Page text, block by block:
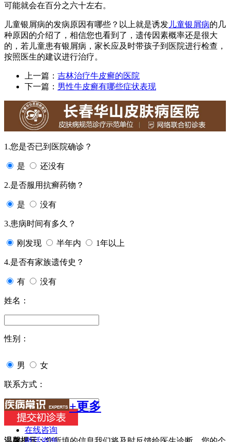
可能就会在百分之六十左右。
儿童银屑病的发病原因有哪些？以上就是诱发 儿童银屑病的几
种原因的介绍了，相信您也看到了，遗传因素概率还是很大
的，若儿童患有银屑病，家长应及时带孩子到医院进行检查，
按照医生的建议进行治疗。
上一篇： 吉林治疗牛皮癣的医院
下一篇： 男性牛皮癣有哪些症状表现
1.您是否已到医院确诊？
是 还没有
2.是否服用抗癣药物？
是 没有
3.患病时间有多久？
刚发现 半年内 1年以上
4.是否有家族遗传史？
有 没有
姓名：
性别：
男 女
联系方式：
+更多
在线咨询